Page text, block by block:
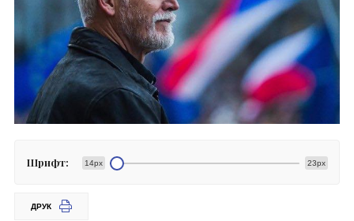
Шрифт: 14px 23px
ДРУК